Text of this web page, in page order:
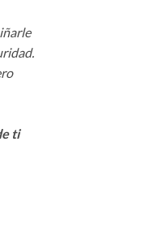
ti